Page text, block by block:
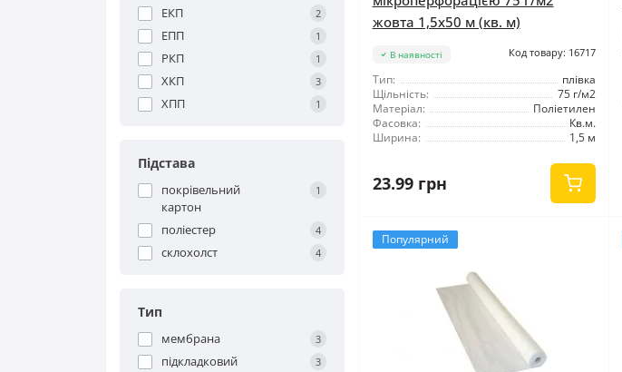
ЕКП 2
ЕПП 1
РКП 1
ХКП 3
ХПП 1
Підстава
покрівельний
картон
1
поліестер 4
склохолст 4
Тип
мембрана 3
підкладковий 3
жовта 1,5x50 м (кв. м)
В наявності Код товару: 16717
Тип:
плівка
Щільність:
75 г/м2
Матеріал:
Поліетилен
Фасовка:
Кв.м.
Ширина:
1,5 м
23.99 грн
Популярний